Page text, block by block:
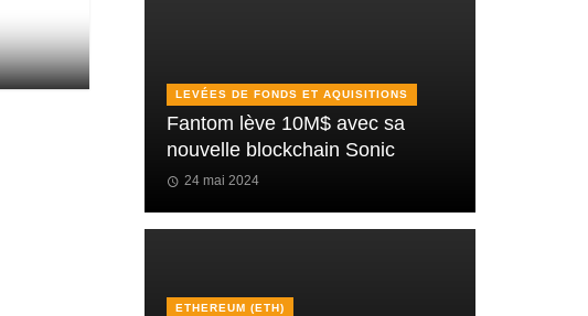
LEVÉES DE FONDS ET AQUISITIONS
Fantom lève 10M$ avec sa
nouvelle blockchain Sonic
24 mai 2024
ETHEREUM (ETH)